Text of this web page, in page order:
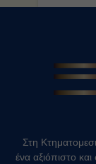
Στη
ένα αξιόπιστο